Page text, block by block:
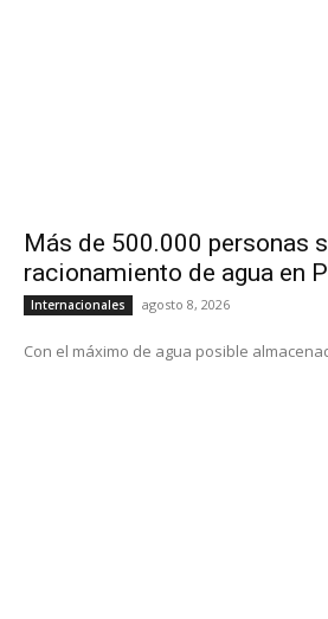
Más de 500.000 personas
racionamiento de agua en
Internacionales agosto 8, 2026
Con el máximo de agua posible